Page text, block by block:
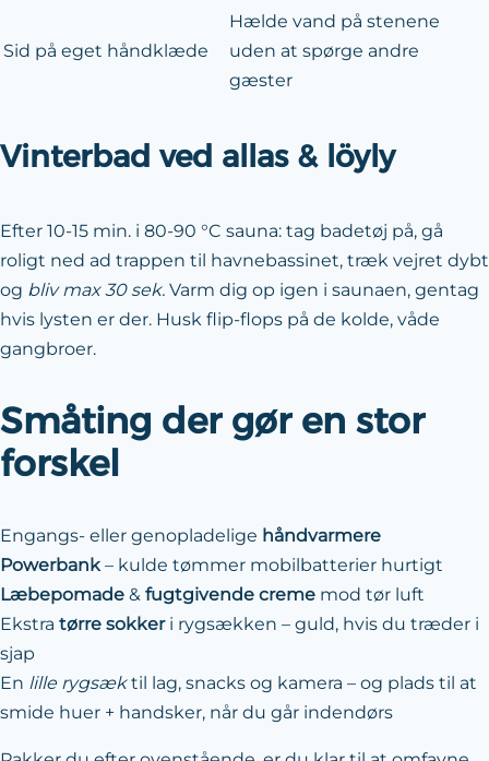
Sid på eget håndklæde
Hælde vand på stenene
uden at spørge andre
gæster
Vinterbad ved allas & löyly
Efter 10-15 min. i 80-90 °C sauna: tag badetøj på, gå
roligt ned ad trappen til havnebassinet, træk vejret dybt
og bliv max 30 sek. Varm dig op igen i saunaen, gentag
hvis lysten er der. Husk flip-flops på de kolde, våde
gangbroer.
Småting der gør en stor
forskel
Engangs- eller genopladelige håndvarmere
Powerbank – kulde tømmer mobilbatterier hurtigt
Læbepomade & fugtgivende creme mod tør luft
Ekstra tørre sokkeri rygsækken – guld, hvis du træder i
sjap
En lille rygsæktil lag, snacks og kamera – og plads til at
smide huer + handsker, når du går indendørs